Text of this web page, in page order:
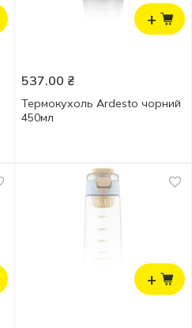
+
537.00 ₴
Термокухоль Ardesto чорний
450мл
+